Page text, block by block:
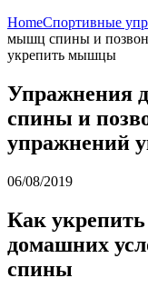
HomeСпортивные
мышц спины и
укрепить мышцы
Упражнения
спины и
упражнений
06/08/2019
Как
домашних
спины